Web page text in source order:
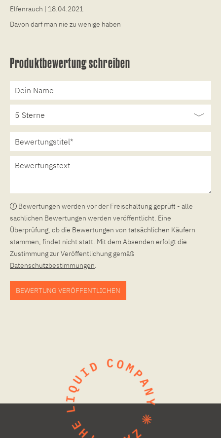
Elfenrauch | 18.04.2021
Davon darf man nie zu wenige haben
Produktbewertung schreiben
Bewertungen werden vor der Freischaltung geprüft - alle
sachlichen Bewertungen werden veröffentlicht. Eine
Überprüfung, ob die Bewertungen von tatsächlichen Käufern
stammen, findet nicht statt. Mit dem Absenden erfolgt die
Zustimmung zur Veröffentlichung gemäß
Datenschutzbestimmungen.
BEWERTUNG VERÖFFENTLICHEN